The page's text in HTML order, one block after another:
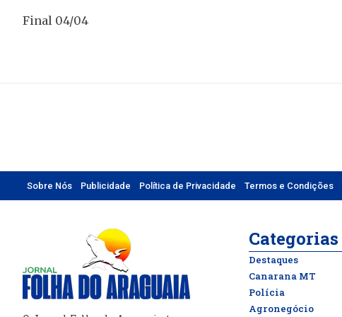
Final 04/04
Sobre Nós Publicidade Política de Privacidade Termos e Condições
Categorias
Destaques
Canarana MT
Polícia
Agronegócio